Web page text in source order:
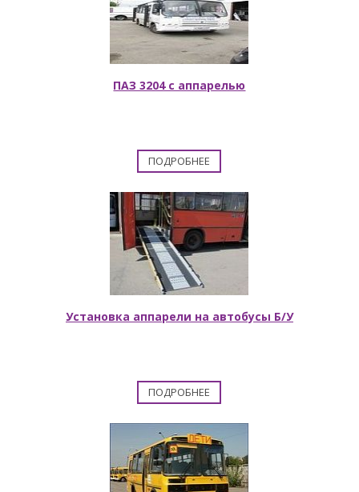
ПАЗ 3204 с аппарелью
ПОДРОБНЕЕ
Установка аппарели на автобусы Б/У
ПОДРОБНЕЕ